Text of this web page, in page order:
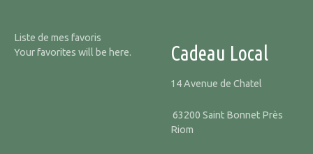
Liste de mes favoris
Your favorites will be here.
Cadeau Local
14 Avenue de Chatel
63200 Saint Bonnet Près
Riom